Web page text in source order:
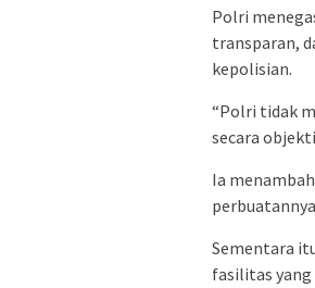
Polri
transparan,
kepolisian.
“Polri tidak
secara
Ia
Sementara
fasilitas